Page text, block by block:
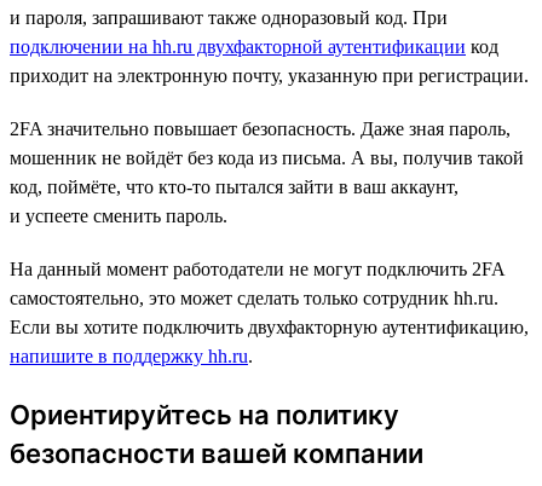
и пароля, запрашивают также одноразовый код. При
подключении на hh.ru двухфакторной аутентификации код
приходит на электронную почту, указанную при регистрации.
2FA значительно повышает безопасность. Даже зная пароль,
мошенник не войдёт без кода из письма. А вы, получив такой
код, поймёте, что кто-то пытался зайти в ваш аккаунт,
и успеете сменить пароль.
На данный момент работодатели не могут подключить 2FA
самостоятельно, это может сделать только сотрудник hh.ru.
Если вы хотите подключить двухфакторную аутентификацию,
напишите в поддержку hh.ru.
Ориентируйтесь на политику
безопасности вашей компании